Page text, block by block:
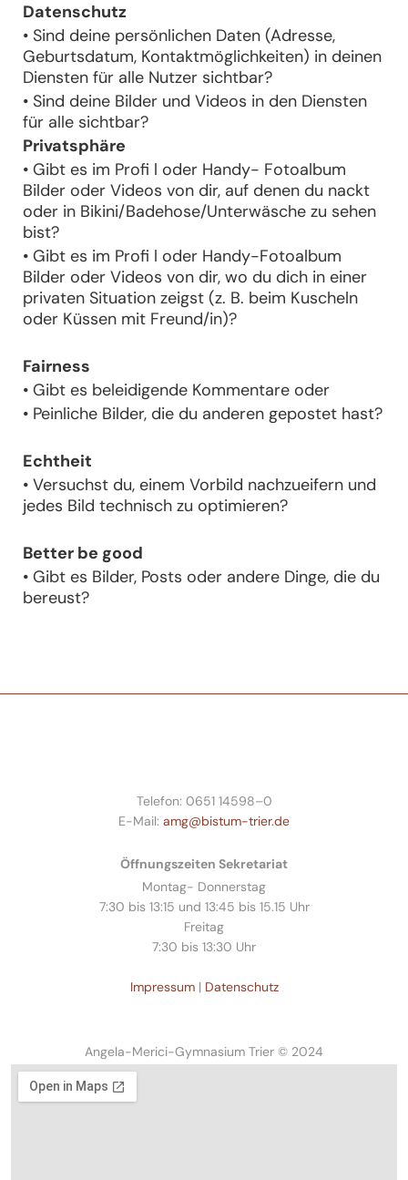
Datenschutz
• Sind deine persönlichen Daten (Adresse,
Geburtsdatum, Kontaktmöglichkeiten) in deinen
Diensten für alle Nutzer sichtbar?
• Sind deine Bilder und Videos in den Diensten
für alle sichtbar?
Privatsphäre
• Gibt es im Profi l oder Handy- Fotoalbum
Bilder oder Videos von dir, auf denen du nackt
oder in Bikini/Badehose/Unterwäsche zu sehen
bist?
• Gibt es im Profi l oder Handy-Fotoalbum
Bilder oder Videos von dir, wo du dich in einer
privaten Situation zeigst (z. B. beim Kuscheln
oder Küssen mit Freund/in)?
Fairness
• Gibt es beleidigende Kommentare oder
• Peinliche Bilder, die du anderen gepostet hast?
Echtheit
• Versuchst du, einem Vorbild nachzueifern und
jedes Bild technisch zu optimieren?
Better be good
• Gibt es Bilder, Posts oder andere Dinge, die du
bereust?
Telefon: 0651 14598–0
E-Mail: amg@bistum-trier.de
Öffnungszeiten Sekretariat
Montag- Donnerstag
7:30 bis 13:15 und 13:45 bis 15.15 Uhr
Freitag
7:30 bis 13:30 Uhr
Impressum| Datenschutz
Angela-Merici-Gymnasium Trier © 2024